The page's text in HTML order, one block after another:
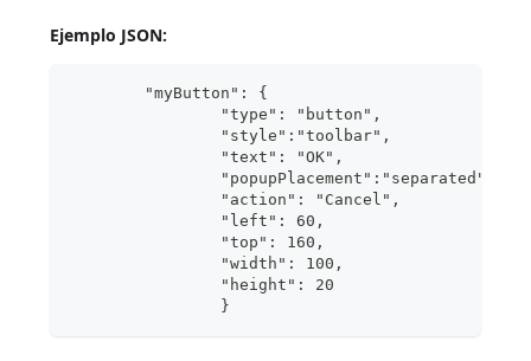
Ejemplo JSON:
	"myButton": {
                }